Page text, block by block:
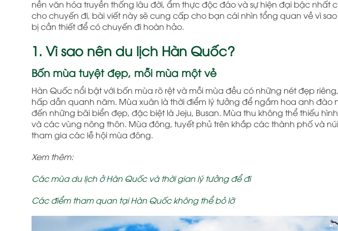
nền văn hóa truyền thống lâu đời, ẩm thực độc đáo và sự hiện đại bậc nhất
cho chuyến đi, bài viết này sẽ cung cấp cho bạn cái nhìn tổng quan về vì
bị cần thiết để có chuyến đi hoàn hảo.
1. Vì sao nên du lịch Hàn Quốc?
Bốn mùa tuyệt đẹp, mỗi mùa một vẻ
Hàn Quốc nổi bật với bốn mùa rõ rệt và mỗi mùa đều có những nét đẹp
hấp dẫn quanh năm. Mùa xuân là thời điểm lý tưởng để ngắm hoa anh đào
đến những bãi biển đẹp, đặc biệt là Jeju, Busan. Mùa thu không thể thiếu
và các vùng nông thôn. Mùa đông, tuyết phủ trên khắp các thành phố và
tham gia các lễ hội mùa đông.
Xem thêm:
Các mùa du lịch ở Hàn Quốc và thời gian lý tưởng để đi
Các điểm tham quan tại Hàn Quốc không thể bỏ lỡ